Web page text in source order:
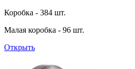
Коробка - 384 шт.
Малая коробка - 96 шт.
Открыть